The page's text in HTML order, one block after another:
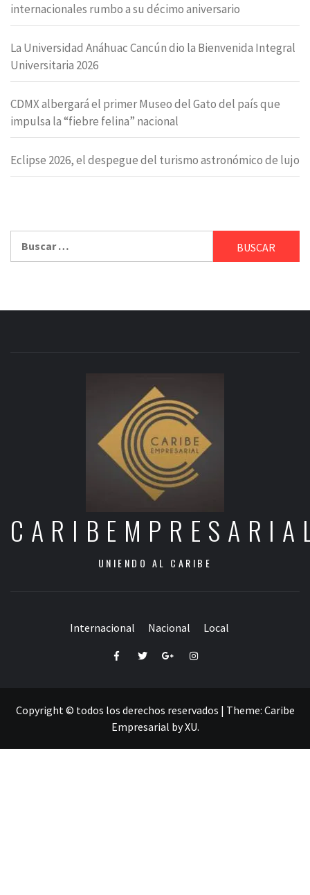
internacionales rumbo a su décimo aniversario
La Universidad Anáhuac Cancún dio la Bienvenida Integral
Universitaria 2026
CDMX albergará el primer Museo del Gato del país que
impulsa la “fiebre felina” nacional
Eclipse 2026, el despegue del turismo astronómico de lujo
UNIENDO AL CARIBE
Internacional Nacional Local
FacebookTwitterGoogle+Instagram
Copyright © todos los derechos reservados | Theme: Caribe
Empresarial byXU.